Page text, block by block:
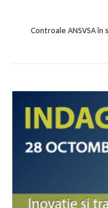
Controale ANSVSA